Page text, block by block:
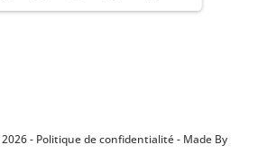
2026 - Politique de confidentialité- Made By